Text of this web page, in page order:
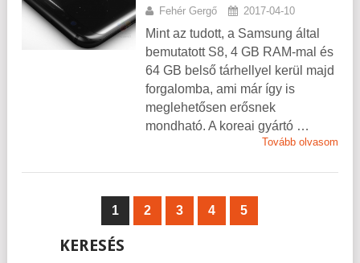
Fehér Gergő 2017-04-10
Mint az tudott, a Samsung által
bemutatott S8, 4 GB RAM-mal és
64 GB belső tárhellyel kerül majd
forgalomba, ami már így is
meglehetősen erősnek
mondható. A koreai gyártó …
Tovább olvasom
1 2 3 4 5
KERESÉS